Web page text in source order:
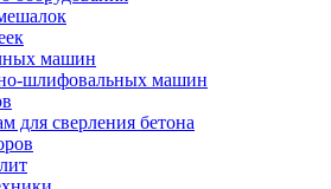
машин
шлифовальных машин
для сверления бетона